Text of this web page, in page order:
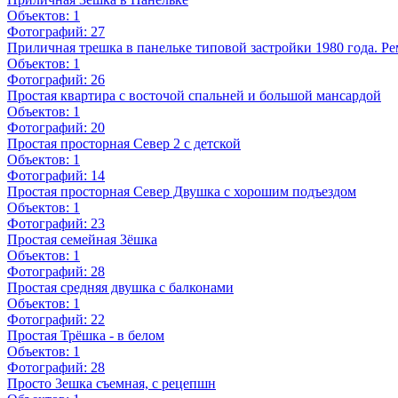
Объектов: 1
Фотографий: 27
Приличная трешка в панельке типовой застройки 1980 года.
Объектов: 1
Фотографий: 26
Простая квартира с восточой спальней и большой мансардой
Объектов: 1
Фотографий: 20
Простая просторная Север 2 с детской
Объектов: 1
Фотографий: 14
Простая просторная Север Двушка с хорошим подъездом
Объектов: 1
Фотографий: 23
Простая семейная 3ёшка
Объектов: 1
Фотографий: 28
Простая средняя двушка с балконами
Объектов: 1
Фотографий: 22
Простая Трёшка - в белом
Объектов: 1
Фотографий: 28
Просто 3ешка съемная, с рецепшн